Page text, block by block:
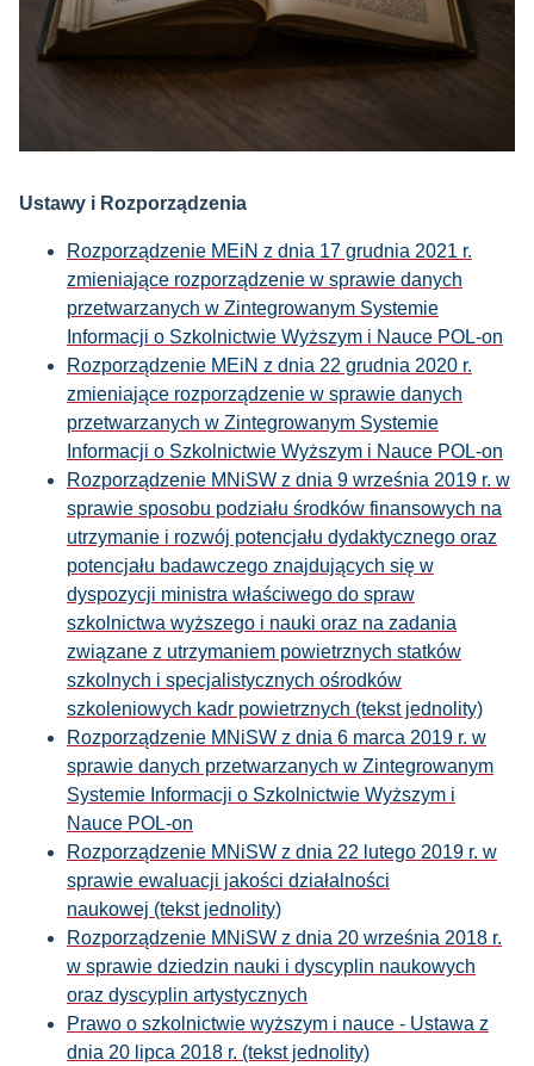
Ustawy i Rozporządzenia
Rozporządzenie MEiN z dnia 17 grudnia 2021 r.
zmieniające rozporządzenie w sprawie danych
przetwarzanych w Zintegrowanym Systemie
Informacji o Szkolnictwie Wyższym i Nauce POL-on
Rozporządzenie MEiN z dnia 22 grudnia 2020 r.
zmieniające rozporządzenie w sprawie danych
przetwarzanych w Zintegrowanym Systemie
Informacji o Szkolnictwie Wyższym i Nauce POL-on
Rozporządzenie MNiSW z dnia 9 września 2019 r. w
sprawie sposobu podziału środków finansowych na
utrzymanie i rozwój potencjału dydaktycznego oraz
potencjału badawczego znajdujących się w
dyspozycji ministra właściwego do spraw
szkolnictwa wyższego i nauki oraz na zadania
związane z utrzymaniem powietrznych statków
szkolnych i specjalistycznych ośrodków
szkoleniowych kadr powietrznych (tekst jednolity)
Rozporządzenie MNiSW z dnia 6 marca 2019 r. w
sprawie danych przetwarzanych w Zintegrowanym
Systemie Informacji o Szkolnictwie Wyższym i
Nauce POL-on
Rozporządzenie MNiSW z dnia 22 lutego 2019 r. w
sprawie ewaluacji jakości działalności
naukowej (tekst jednolity)
Rozporządzenie MNiSW z dnia 20 września 2018 r.
w sprawie dziedzin nauki i dyscyplin naukowych
oraz dyscyplin artystycznych
Prawo o szkolnictwie wyższym i nauce - Ustawa z
dnia 20 lipca 2018 r. (tekst jednolity)